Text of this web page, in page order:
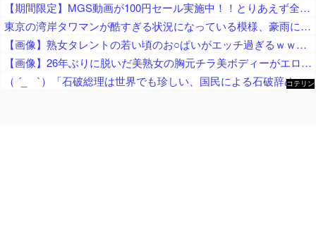
【期間限定】MGS動画が100円セール実施中！！とりあえず全部買うやろｗｗｗｗｗ
東京の湾岸タワマンが酷すぎる状況になっている模様、豪雨によって下水処理能力が限界を超えた結果……
【画像】熟女タレントの若い頃のお○ぱいがエッチ過ぎるｗｗｗｗｗ
【画像】26年ぶりに脱いだ美熟女の胸元チラ美ボディーがエロすぎるｗｗ
（ ´_ゝ`）「石破総理は世界でも珍しい、国民による石破辞めるなデモが自然発生した総理大臣です」
コテリン